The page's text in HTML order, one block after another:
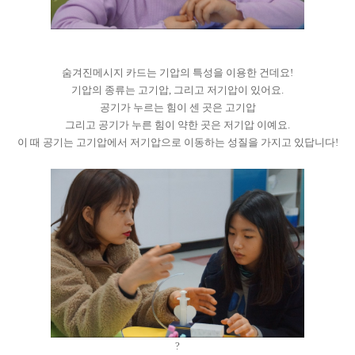
숨겨진메시지 카드는 기압의 특성을 이용한 건데요!
기압의 종류는 고기압, 그리고 저기압이 있어요.
공기가 누르는 힘이 센 곳은 고기압
그리고 공기가 누른 힘이 약한 곳은 저기압 이예요.
이 때 공기는 고기압에서 저기압으로 이동하는 성질을 가지고 있답니다!
?